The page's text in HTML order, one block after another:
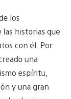
los
historias que
con él. Por
una
espíritu,
y una gran